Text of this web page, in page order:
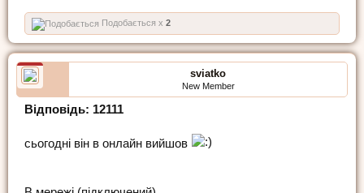
Подобається x 2
sviatko
New Member
Відповідь: 12111
сьогодні він в онлайн вийшов